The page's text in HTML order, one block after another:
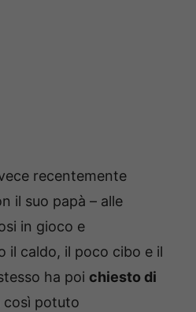
recentemente
il suo papà – alle
in gioco e
il caldo, il poco cibo e il
ha poi chiesto di
così potuto